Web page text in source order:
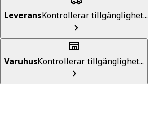
LeveransKontrollerar tillgänglighet...
VaruhusKontrollerar tillgänglighet...